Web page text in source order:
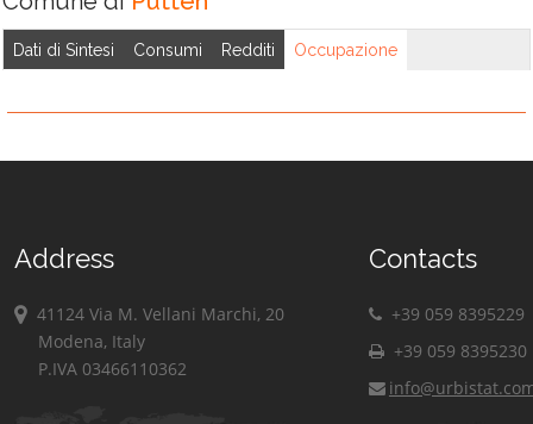
Dati di Sintesi Consumi Redditi Occupazione
Address
41124 Via M. Vellani Marchi, 20
Modena, Italy
P.IVA 03466110362
Contacts
+39 059 8395229
+39 059 8395230